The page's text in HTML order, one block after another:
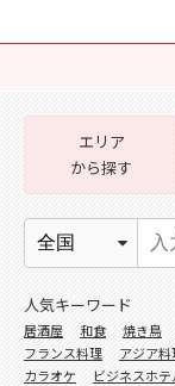
エリア
から探す
人気キーワード
居酒屋 和食 焼き鳥
フランス料理
アジア料
カラオケ
ビジネスホテ